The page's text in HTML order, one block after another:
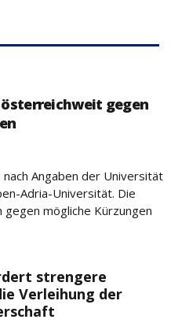
gegen
Angaben der Universität
Adria-Universität. Die
mögliche Kürzungen
strengere
Verleihung der